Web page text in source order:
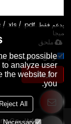
ميجا
ملحق
توافق على استخدام
إرسال
Co., LtdSupport
best possible
analyze user
the website for
you.
Reject All
Necessary